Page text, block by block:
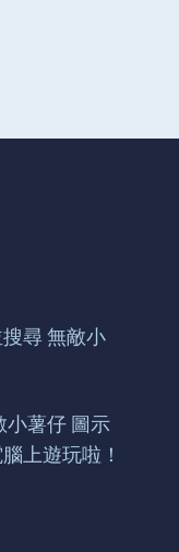
尋 無敵小
小薯仔 圖示
上遊玩啦！